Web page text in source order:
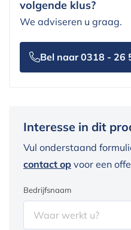
volgende klus?
We adviseren u graag.
Bel naar 0318 - 26
Interesse in dit
Vul onderstaand
contact op voor een
Bedrijfsnaam